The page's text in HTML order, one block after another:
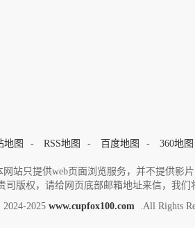
地图 - RSS地图 - 百度地图 - 360地图
站只提供web页面浏览服务，并不提供影
司版权，请给网页底部邮箱地址来信，我
2025 www.cupfox100.com .All Rights